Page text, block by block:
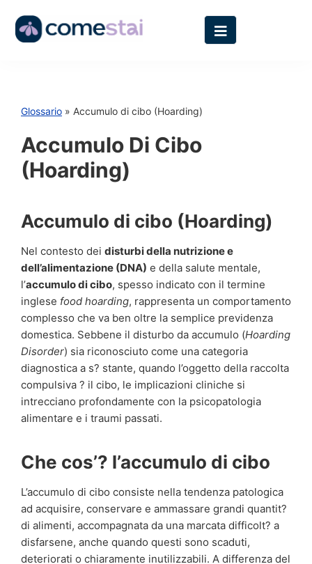
Glossario » Accumulo di cibo (Hoarding)
Accumulo Di Cibo
(Hoarding)
Accumulo di cibo (Hoarding)
Nel contesto dei disturbi della nutrizione e
dell’alimentazione (DNA) e della salute mentale,
l’accumulo di cibo, spesso indicato con il termine
inglese food hoarding, rappresenta un comportamento
complesso che va ben oltre la semplice previdenza
domestica. Sebbene il disturbo da accumulo (Hoarding
Disorder) sia riconosciuto come una categoria
diagnostica a s? stante, quando l’oggetto della raccolta
compulsiva ? il cibo, le implicazioni cliniche si
intrecciano profondamente con la psicopatologia
alimentare e i traumi passati.
Che cos’? l’accumulo di cibo
L’accumulo di cibo consiste nella tendenza patologica
ad acquisire, conservare e ammassare grandi quantit?
di alimenti, accompagnata da una marcata difficolt? a
disfarsene, anche quando questi sono scaduti,
deteriorati o chiaramente inutilizzabili. A differenza del